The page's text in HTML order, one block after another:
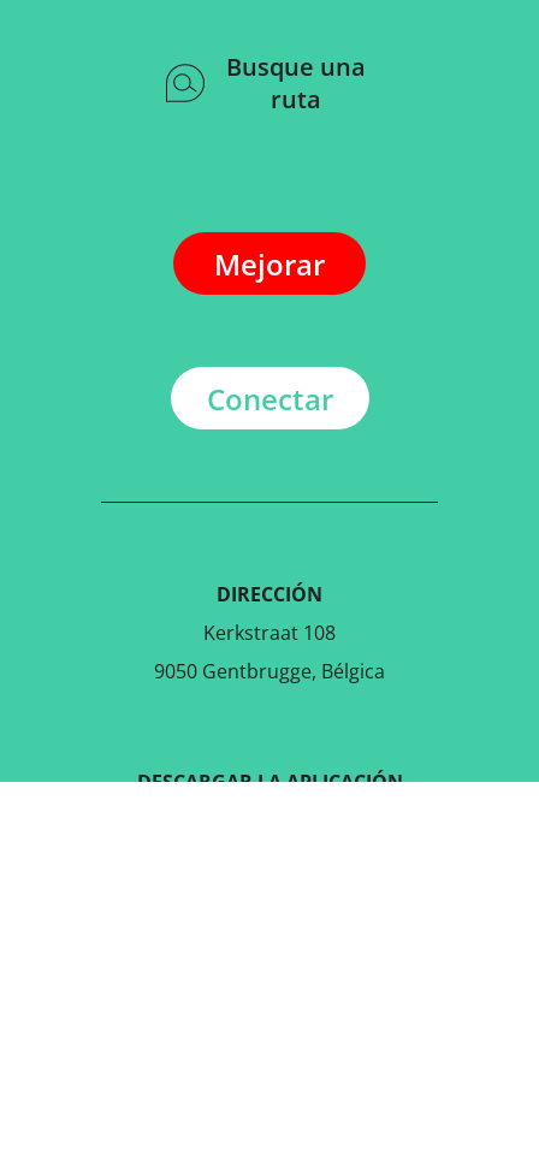
Busque una
ruta
Mejorar
Conectar
DIRECCIÓN
Kerkstraat 108
9050 Gentbrugge, Bélgica
DESCARGAR LA APLICACIÓN